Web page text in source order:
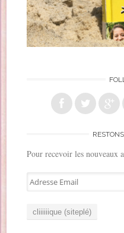
Pour recevoir les nouveaux
A
d